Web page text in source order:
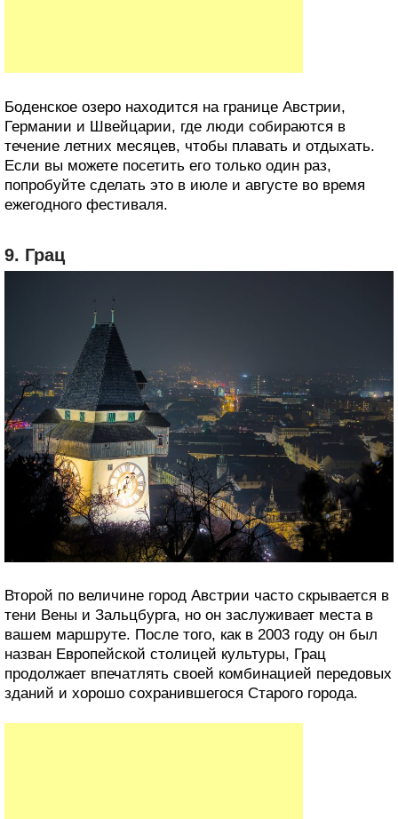
Боденское озеро находится на границе Австрии,
Германии и Швейцарии, где люди собираются в
течение летних месяцев, чтобы плавать и отдыхать.
Если вы можете посетить его только один раз,
попробуйте сделать это в июле и августе во время
ежегодного фестиваля.
9. Грац
Второй по величине город Австрии часто скрывается в
тени Вены и Зальцбурга, но он заслуживает места в
вашем маршруте. После того, как в 2003 году он был
назван Европейской столицей культуры, Грац
продолжает впечатлять своей комбинацией передовых
зданий и хорошо сохранившегося Старого города.